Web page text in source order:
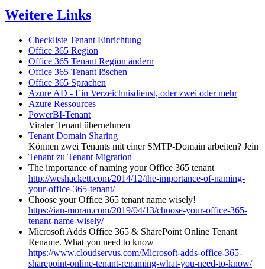
Weitere Links
Checkliste Tenant Einrichtung
Office 365 Region
Office 365 Tenant Region ändern
Office 365 Tenant löschen
Office 365 Sprachen
Azure AD - Ein Verzeichnisdienst, oder zwei oder mehr
Azure Ressources
PowerBI-Tenant
Viraler Tenant übernehmen
Tenant Domain Sharing
Können zwei Tenants mit einer SMTP-Domain arbeiten? Jein
Tenant zu Tenant Migration
The importance of naming your Office 365 tenant
http://weshackett.com/2014/12/the-importance-of-naming-
your-office-365-tenant/
Choose your Office 365 tenant name wisely!
https://ian-moran.com/2019/04/13/choose-your-office-365-
tenant-name-wisely/
Microsoft Adds Office 365 & SharePoint Online Tenant
Rename. What you need to know
https://www.cloudservus.com/Microsoft-adds-office-365-
sharepoint-online-tenant-renaming-what-you-need-to-know/